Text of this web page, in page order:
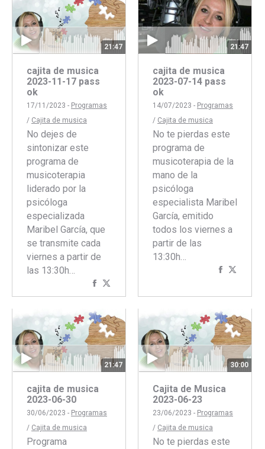
21:47
cajita de musica
2023-11-17 pass
ok
17/11/2023 - Programas
/ Cajita de musica
No dejes de
sintonizar este
programa de
musicoterapia
liderado por la
psicóloga
especializada
Maribel García, que
se transmite cada
viernes a partir de
las 13:30h…
Compartir
con
Facebook
con
Twitter
21:47
cajita de musica
2023-07-14 pass
ok
14/07/2023 - Programas
/ Cajita de musica
No te pierdas este
programa de
musicoterapia de la
mano de la
psicóloga
especialista Maribel
García, emitido
todos los viernes a
partir de las
13:30h…
Compartir
21:47
cajita de musica
2023-06-30
30/06/2023 - Programas
/ Cajita de musica
Programa
30:00
Cajita de Musica
2023-06-23
23/06/2023 - Programas
/ Cajita de musica
No te pierdas este